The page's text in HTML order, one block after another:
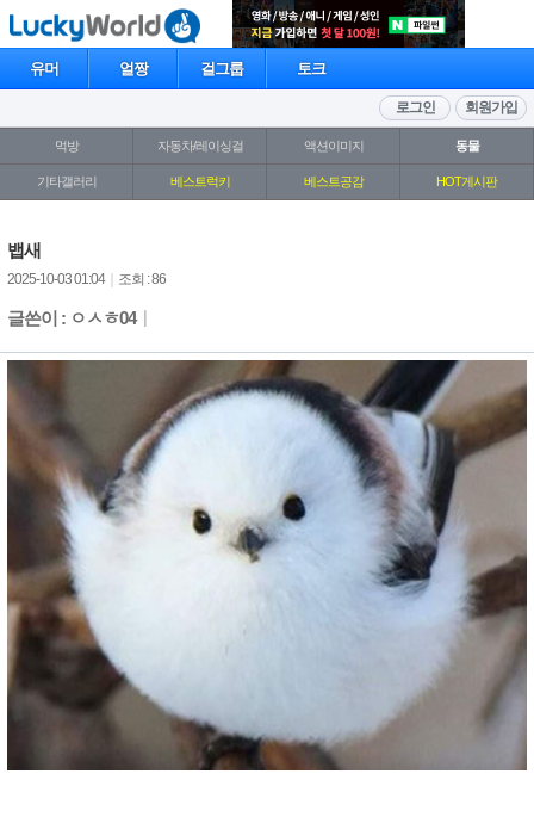
유머 얼짱 걸그룹 토크
회원가입
로그인
먹방 자동차/레이싱걸 액션이미지 동물
기타갤러리 베스트럭키 베스트공감 HOT게시판
뱁새
2025-10-03 01:04｜ 조회 : 86
글쓴이 : ㅇㅅㅎ04｜